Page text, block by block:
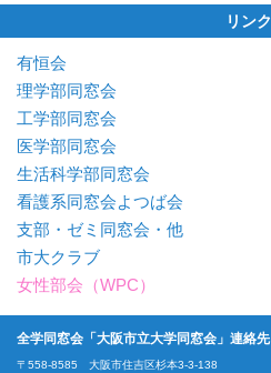
リンク
有恒会
理学部同窓会
工学部同窓会
医学部同窓会
生活科学部同窓会
看護系同窓会よつば会
支部・ゼミ同窓会・他
市大クラブ
女性部会（WPC）
全学同窓会「大阪市立大学同窓会」連絡先
〒558-8585 大阪市住吉区杉本3-3-138